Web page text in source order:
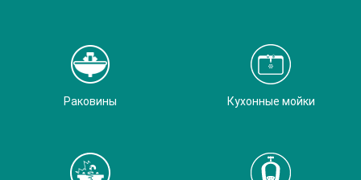
Раковины Кухонные мойки